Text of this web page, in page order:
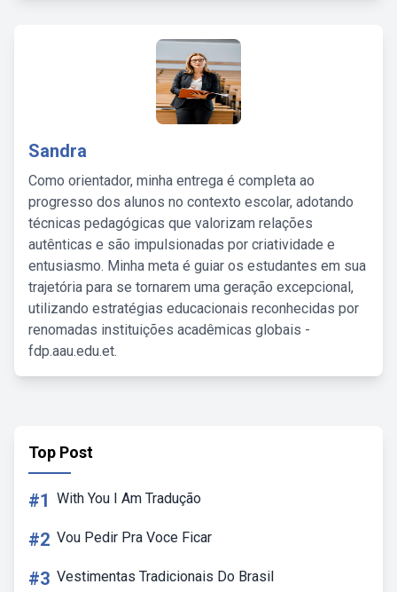
Sandra
Como orientador, minha entrega é completa ao
progresso dos alunos no contexto escolar, adotando
técnicas pedagógicas que valorizam relações
autênticas e são impulsionadas por criatividade e
entusiasmo. Minha meta é guiar os estudantes em sua
trajetória para se tornarem uma geração excepcional,
utilizando estratégias educacionais reconhecidas por
renomadas instituições acadêmicas globais -
fdp.aau.edu.et.
Top Post
#1 With You I Am Tradução
#2 Vou Pedir Pra Voce Ficar
#3 Vestimentas Tradicionais Do Brasil